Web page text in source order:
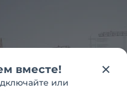
вместе!
или